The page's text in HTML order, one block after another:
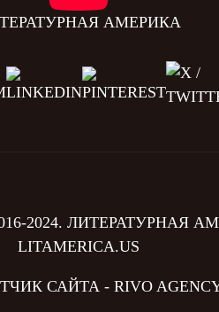
АМЕРИКА
2024. ЛИТЕРАТУРНАЯ
LITAMERICA.US
САЙТА - RIVO